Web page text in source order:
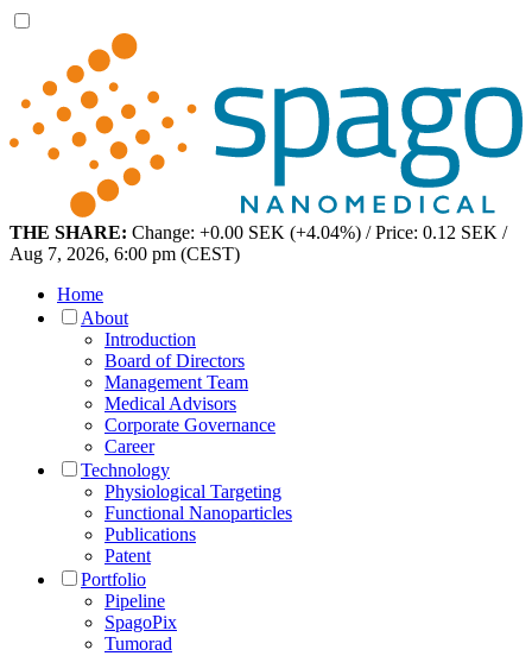
THE SHARE: Change: +0.00 SEK (+4.04%) / Price: 0.12 SEK /
Aug 7, 2026, 6:00 pm (CEST)
Home
About
Introduction
Board of Directors
Management Team
Medical Advisors
Corporate Governance
Career
Technology
Physiological Targeting
Functional Nanoparticles
Publications
Patent
Portfolio
Pipeline
SpagoPix
Tumorad